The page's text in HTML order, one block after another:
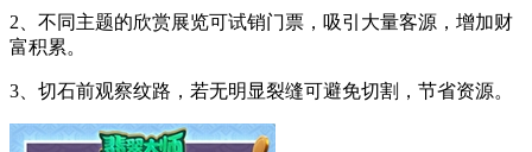
2、不同主题的欣赏展览可试销门票，吸引大量客源，增加财
富积累。
3、切石前观察纹路，若无明显裂缝可避免切割，节省资源。